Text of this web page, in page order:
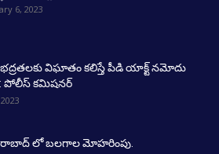
6, 2023
విఘాతం కలిస్తే పీడి యాక్ట్ నమోదు
పోలీస్ కమిషనర్
లో బలగాల మోహరింపు.